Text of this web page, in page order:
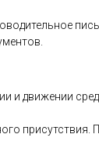
и движении
присутствия.